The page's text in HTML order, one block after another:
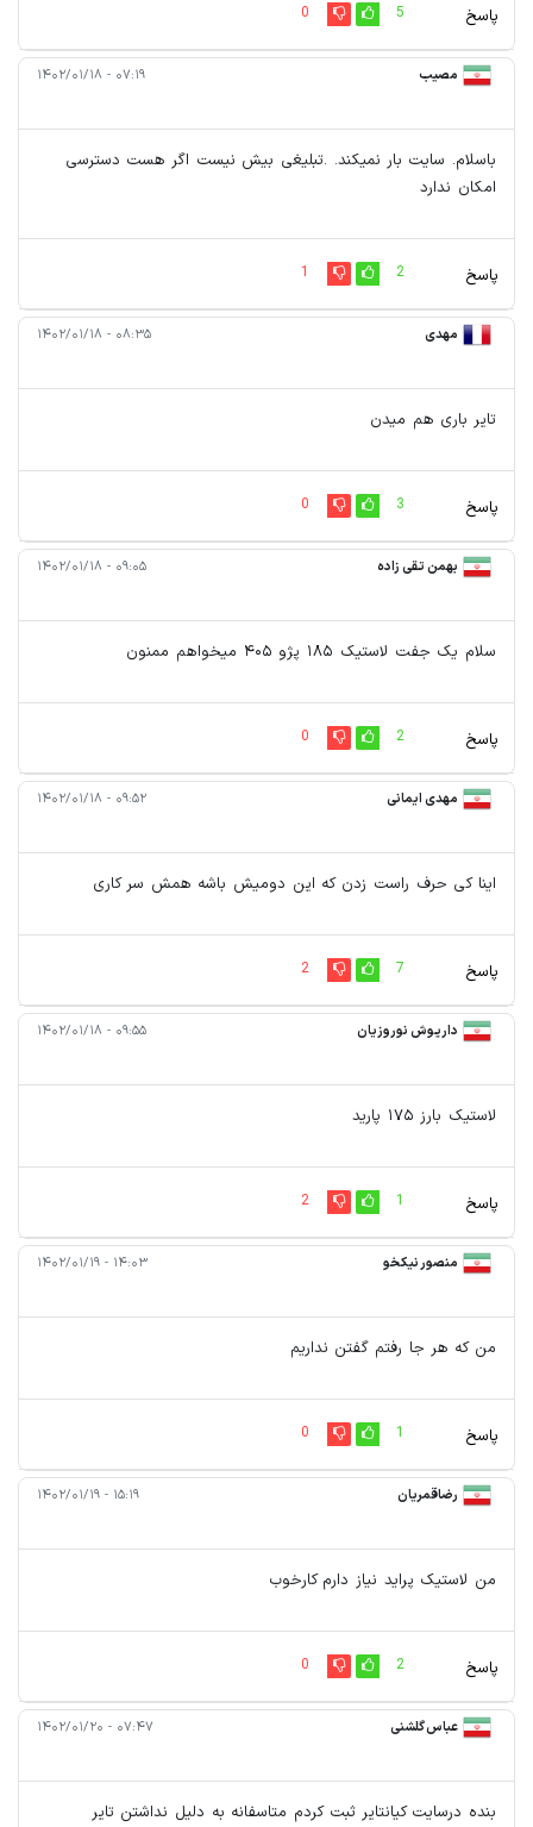
پاسخ 5
0
مصیب ۰۷:۱۹ - ۱۴۰۲/۰۱/۱۸
باسلام. سایت بار نمیکند. .تبلیغی بیش نیست اگر هست دسترسی
امکان ندارد
پاسخ 2
1
مهدی ۰۸:۳۵ - ۱۴۰۲/۰۱/۱۸
تایر باری هم میدن
پاسخ 3
0
بهمن تقی زاده ۰۹:۰۵ - ۱۴۰۲/۰۱/۱۸
سلام یک جفت لاستیک ۱۸۵ پژو ۴۰۵ میخواهم ممنون
پاسخ 2
0
مهدی ایمانی ۰۹:۵۲ - ۱۴۰۲/۰۱/۱۸
اینا کی حرف راست زدن که این دومیش باشه همش سر کاری
پاسخ 7
2
داریوش نوروزیان ۰۹:۵۵ - ۱۴۰۲/۰۱/۱۸
لاستیک بارز ۱۷۵ پارید
پاسخ 1
2
منصور نیکخو ۱۴:۰۳ - ۱۴۰۲/۰۱/۱۹
من که هر جا رفتم گفتن نداریم
پاسخ 1
0
رضاقمریان ۱۵:۱۹ - ۱۴۰۲/۰۱/۱۹
من لاستیک پراید نیاز دارم کارخوب
پاسخ 2
0
عباس گلشنی ۰۷:۴۷ - ۱۴۰۲/۰۱/۲۰
بنده درسایت کیانتایر ثبت کردم متاسفانه به دلیل نداشتن تایر